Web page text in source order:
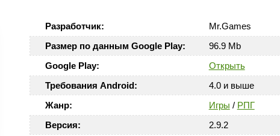
Разработчик:
Mr.Games
Размер по данным Google Play:
96.9 Mb
Google Play:
Открыть
Требования Android:
4.0 и выше
Жанр:
Игры / РПГ
Версия:
2.9.2